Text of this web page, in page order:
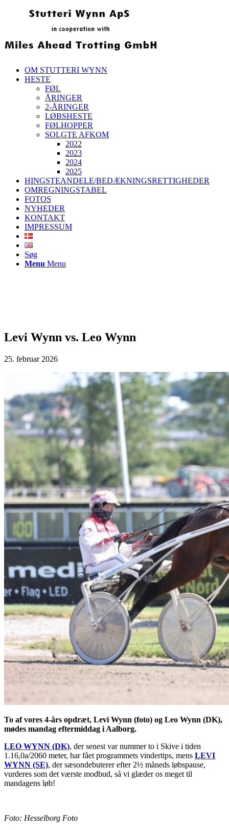
OM STUTTERI WYNN
HESTE
FØL
ÅRINGER
2-ÅRINGER
LØBSHESTE
FØLHOPPER
SOLGTE AFKOM
2022
2023
2024
2025
HINGSTEANDELE/BEDÆKNINGSRETTIGHEDER
OMREGNINGSTABEL
FOTOS
NYHEDER
KONTAKT
IMPRESSUM
Søg
Menu Menu
Levi Wynn vs. Leo Wynn
25. februar 2026
To af vores 4-års opdræt, Levi Wynn (foto) og Leo Wynn (DK),
mødes mandag eftermiddag i Aalborg.
LEO WYNN (DK), der senest var nummer to i Skive i tiden
1.16,0a/2060 meter, har fået programmets vindertips, mens LEVI
WYNN (SE), der sæsondebuterer efter 2½ måneds løbspause,
vurderes som det værste modbud, så vi glæder os meget til
mandagens løb!
Foto: Hesselborg Foto